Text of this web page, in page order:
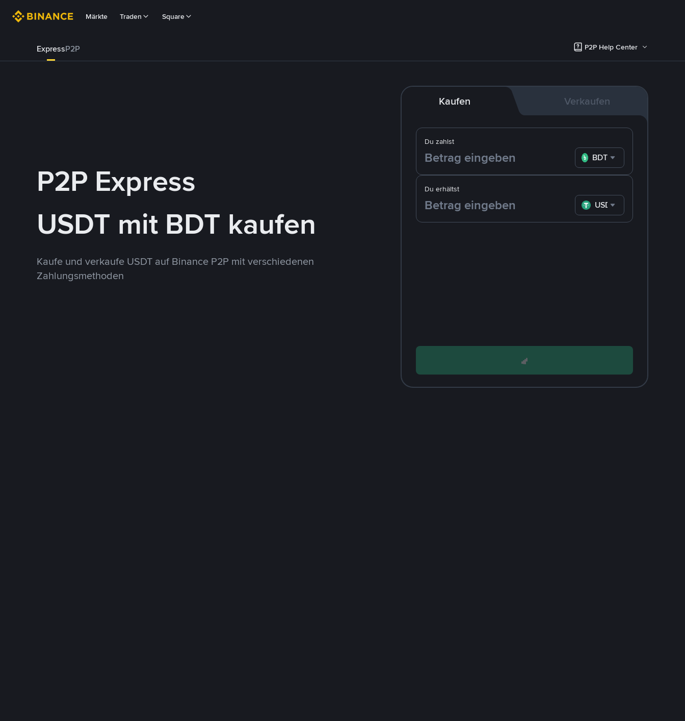
Märkte Traden Square
ExpressP2P P2P Help Center
P2P Express
USDT mit BDT kaufen
Kaufe und verkaufe USDT auf Binance P2P mit verschiedenen
Zahlungsmethoden
Kaufen Verkaufen
Du zahlst
BDT
Du erhältst
USDT